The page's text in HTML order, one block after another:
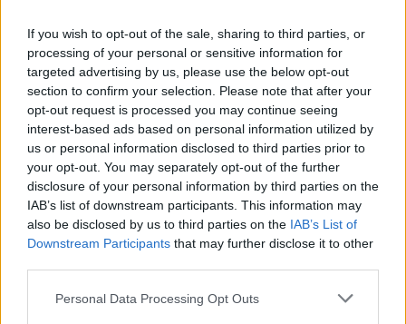
If you wish to opt-out of the sale, sharing to third parties, or
processing of your personal or sensitive information for
targeted advertising by us, please use the below opt-out
section to confirm your selection. Please note that after your
opt-out request is processed you may continue seeing
interest-based ads based on personal information utilized by
us or personal information disclosed to third parties prior to
your opt-out. You may separately opt-out of the further
disclosure of your personal information by third parties on the
IAB’s list of downstream participants. This information may
also be disclosed by us to third parties on the IAB’s List of
Downstream Participants that may further disclose it to other
Please note that this website/app uses one or more Google
Personal Data Processing Opt Outs
Kövess minket, és értesülj a friss hírekről a
Facebookon is!
Követem